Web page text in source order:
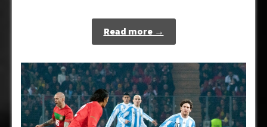
Read more →